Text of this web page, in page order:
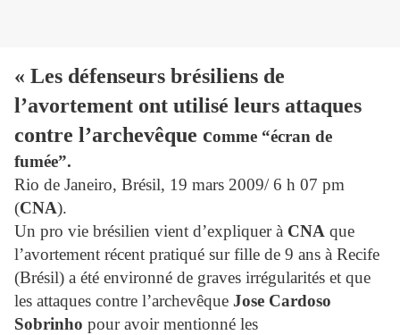
« Les défenseurs brésiliens de
l’avortement ont utilisé leurs attaques
contre l’archevêque comme “écran de
fumée”.
Rio de Janeiro, Brésil, 19 mars 2009/ 6 h 07 pm
(CNA).
Un pro vie brésilien vient d’expliquer à CNA que
l’avortement récent pratiqué sur fille de 9 ans à Recife
(Brésil) a été environné de graves irrégularités et que
les attaques contre l’archevêque Jose Cardoso
Sobrinho pour avoir mentionné les